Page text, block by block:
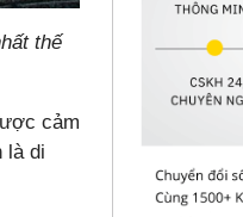
thế
cảm
là di